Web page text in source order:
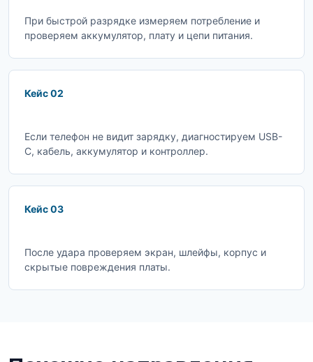
При быстрой разрядке измеряем потребление и
проверяем аккумулятор, плату и цепи питания.
Кейс 02
Если телефон не видит зарядку, диагностируем USB-
C, кабель, аккумулятор и контроллер.
Кейс 03
После удара проверяем экран, шлейфы, корпус и
скрытые повреждения платы.